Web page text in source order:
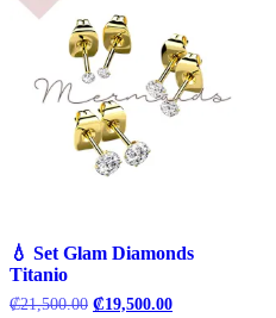
💧 Set Glam Diamonds
Titanio
₡21,500.00 El
₡19,500.00El